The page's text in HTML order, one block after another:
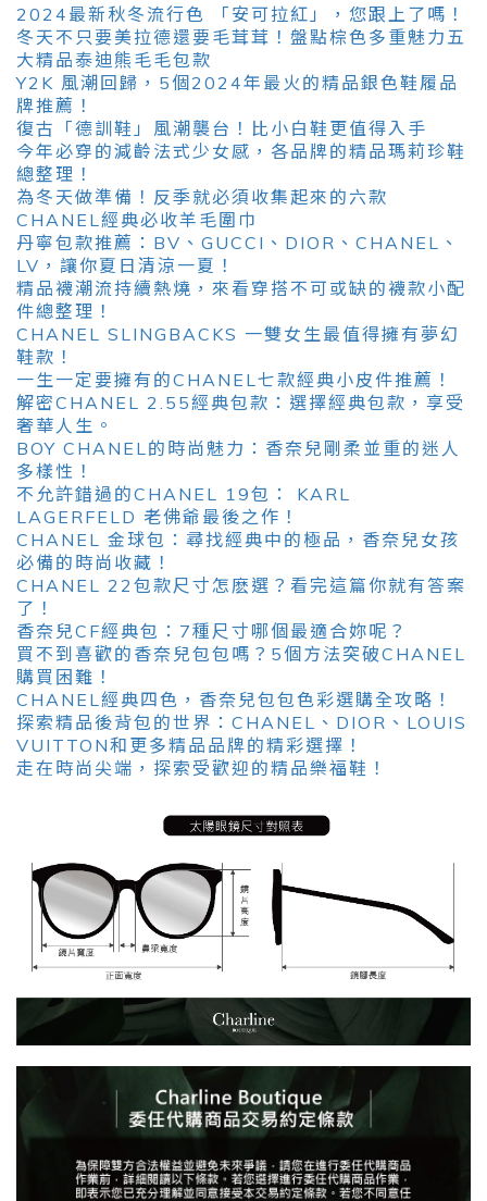
2024最新秋冬流行色 「安可拉紅」，您跟上了嗎！
冬天不只要美拉德還要毛茸茸！盤點棕色多重魅力五
大精品泰迪熊毛毛包款
Y2K 風潮回歸，5個2024年最火的精品銀色鞋履品
牌推薦！
復古「德訓鞋」風潮襲台！比小白鞋更值得入手
今年必穿的減齡法式少女感，各品牌的精品瑪莉珍鞋
總整理！
為冬天做準備！反季就必須收集起來的六款
CHANEL經典必收羊毛圍巾
丹寧包款推薦：BV、GUCCI、DIOR、CHANEL、
LV，讓你夏日清涼一夏！
精品襪潮流持續熱燒，來看穿搭不可或缺的襪款小配
件總整理！
CHANEL SLINGBACKS 一雙女生最值得擁有夢幻
鞋款！
一生一定要擁有的CHANEL七款經典小皮件推薦！
解密CHANEL 2.55經典包款：選擇經典包款，享受
奢華人生。
BOY CHANEL的時尚魅力：香奈兒剛柔並重的迷人
多樣性！
不允許錯過的CHANEL 19包： KARL
LAGERFELD 老佛爺最後之作！
CHANEL 金球包：尋找經典中的極品，香奈兒女孩
必備的時尚收藏！
CHANEL 22包款尺寸怎麽選？看完這篇你就有答案
了！
香奈兒CF經典包：7種尺寸哪個最適合妳呢？
買不到喜歡的香奈兒包包嗎？5個方法突破CHANEL
購買困難！
CHANEL經典四色，香奈兒包包色彩選購全攻略！
探索精品後背包的世界：CHANEL、DIOR、LOUIS
VUITTON和更多精品品牌的精彩選擇！
走在時尚尖端，探索受歡迎的精品樂福鞋！